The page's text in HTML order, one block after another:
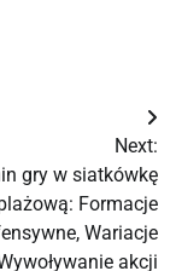
Next:
gry w siatkówkę
Formacje
Wariacje
akcji